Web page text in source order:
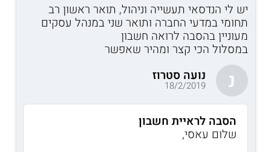
יש לי הנדסאי תעשייה וניהול, תואר ראשון רב
תחומי במדעי החברה ותואר שני במנהל עסקים
מעוניין בהסבה לרואה חשבון
במסלול הכי קצר ומהיר שאפשר
נ נועה סטרוז
18/2/2019
הסבה לראיית חשבון
שלום עאסי,